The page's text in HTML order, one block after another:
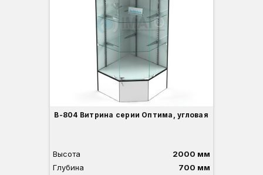
В-804 Витрина серии Оптима, угловая
Высота
2000 мм
Глубина
700 мм